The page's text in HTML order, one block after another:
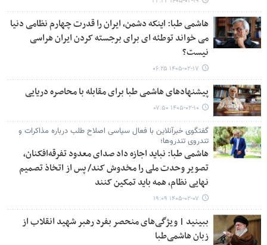
هاشمی طبا: اینکه دشمن، ایران را قدرت چهارم نظامی دنیا
می خواند توطئه ای برای برجسته کردن ایران هراسی
نیست؟
۱۴۰۵-۰۲-۱۷ ۰۶:۲۵
پیشنهادهای هاشمی طبا برای مقابله با محاصره دریایی
۱۴۰۵-۰۲-۱۰ ۰۷:۵۰
گفتگوی خبرآنلاین با فعال سیاسی اصلاح طلب درباره مذاکرات و
تندروی تندروها؛
هاشمی طبا: نباید اجازه داد صدای معدود تفرقه‌افکنان،
تصویر وحدت ملی را مخدوش کند/ پس از اتخاذ تصمیم
نهایی نظام، همه باید تمکین کنند
۱۴۰۵-۰۲-۰۷ ۱۹:۰۹
ببینید | ویژگی‌های منحصر بفرد رهبر شهید انقلاب از
زبان هاشمی‌طبا